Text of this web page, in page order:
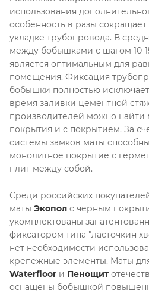
использования
особенность в разы
укладке трубопровода. В
между бобышками с шагом 10-
является оптимальным для
помещения. Фиксация
бобышки полностью
время заливки цементной
производителей можно
покрытия и с покрытием. За
системы замков маты
монолитное покрытие с
плит между собой.
Среди российских
маты Экопол с чёрным
укомплектованы
фиксатором типа "ласточкин
нет необходимости
крепежные элементы. Маты
Waterfloor и Пенощит
оснащены бобышкой